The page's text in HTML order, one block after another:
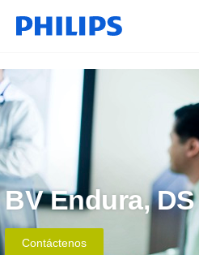
BV Endura, DS
Contáctenos